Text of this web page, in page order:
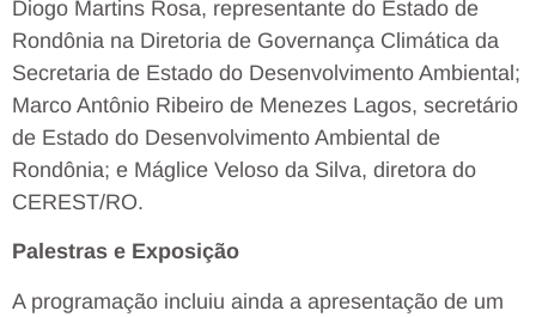
Diogo Martins Rosa, representante do Estado de
Rondônia na Diretoria de Governança Climática da
Secretaria de Estado do Desenvolvimento Ambiental;
Marco Antônio Ribeiro de Menezes Lagos, secretário
de Estado do Desenvolvimento Ambiental de
Rondônia; e Máglice Veloso da Silva, diretora do
CEREST/RO.
Palestras e Exposição
A programação incluiu ainda a apresentação de um